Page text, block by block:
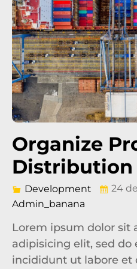
Organize
Distribution
Development
24
Admin_banana
Lorem ipsum dolor sit
adipisicing elit, sed
incididunt ut labore et